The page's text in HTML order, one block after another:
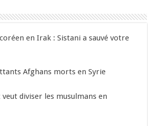
en Irak : Sistani a sauvé votre
Afghans morts en Syrie
veut diviser les musulmans en